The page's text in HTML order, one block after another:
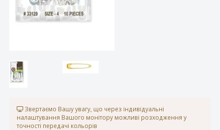
Звертаємо Вашу увагу, що через індивідуальні
налаштування Вашого монітору можливі розходження у
точності передачі кольорів